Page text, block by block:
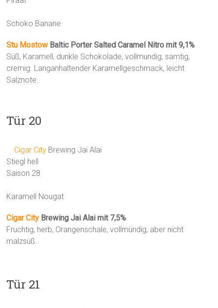
Schoko Banane
Stu MostowBaltic Porter Salted Caramel Nitro mit 9,1%
Süß, Karamell, dunkle Schokolade, vollmundig, samtig,
cremig. Langanhaltender Karamellgeschmack, leicht
Salznote.
Tür 20
Cigar City Brewing Jai Alai
Stiegl hell
Saison 28
Karamell Nougat
Cigar City Brewing Jai Alai mit 7,5%
Fruchtig, herb, Orangenschale, vollmündig, aber nicht
malzsüß.
Tür 21